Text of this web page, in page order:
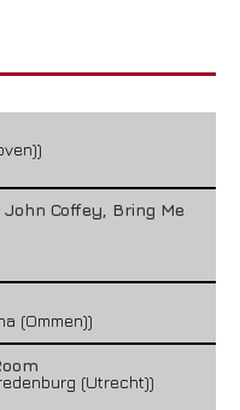
Coffey, Bring Me
(Ommen))
(Utrecht))